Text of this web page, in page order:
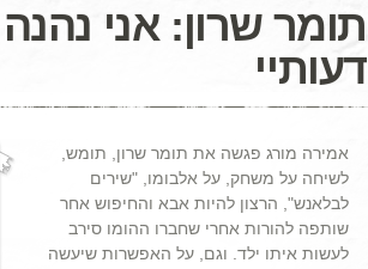
תומר שרון: אני
דעותיי
אמירה מורג פגשה את תומר שרון, תומש,
לשיחה על משחק, על אלבומו, "שירים
לבלאנש", הרצון להיות אבא והחיפוש אחר
שותפה להורות אחרי שחברו ההומו סירב
לעשות איתו ילד. וגם, על האפשרות שיעשה